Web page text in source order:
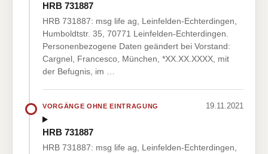
HRB 731887
HRB 731887: msg life ag, Leinfelden-Echterdingen,
Humboldtstr. 35, 70771 Leinfelden-Echterdingen.
Personenbezogene Daten geändert bei Vorstand:
Cargnel, Francesco, München, *XX.XX.XXXX, mit
der Befugnis, im …
VORGÄNGE OHNE EINTRAGUNG 19.11.2021
HRB 731887
HRB 731887: msg life ag, Leinfelden-Echterdingen,